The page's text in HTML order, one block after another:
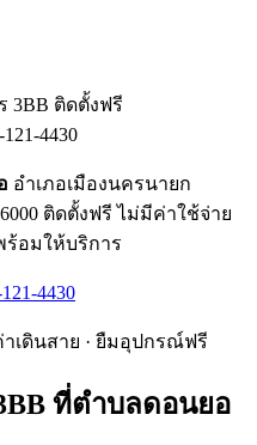
3BB ติดตั้งฟรี
4430
อำเภอเมืองนครนายก
ติดตั้งฟรี ไม่มีค่าใช้จ่าย
อมให้บริการ
4430
าเดินสาย · ยืมอุปกรณ์ฟรี
ที่ตำบลดอนยอ